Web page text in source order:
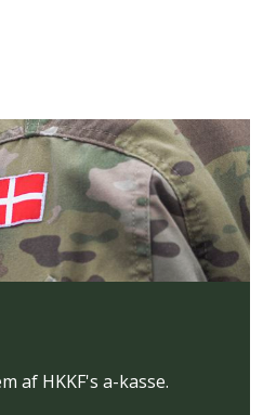
af HKKF's a-kasse.